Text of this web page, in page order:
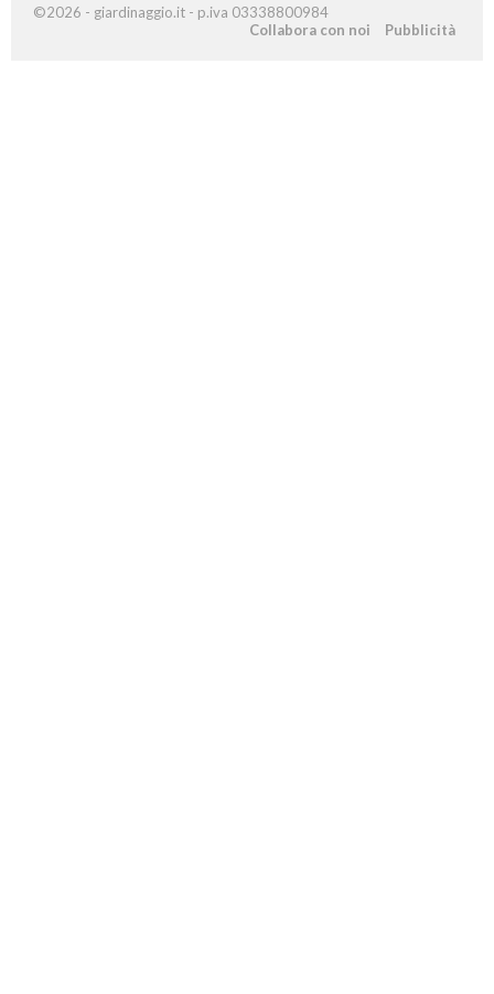
©2026 - giardinaggio.it - p.iva 03338800984
Collabora con noi
Pubblicità